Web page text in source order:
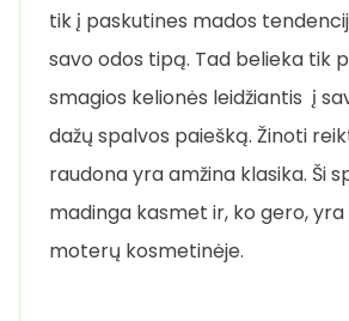
tik į paskutines mados
savo odos tipą. Tad belieka tik
smagios kelionės leidžiantis į
dažų spalvos paiešką. Žinoti
raudona yra amžina klasika. Ši
madinga kasmet ir, ko gero, yra
moterų kosmetinėje.